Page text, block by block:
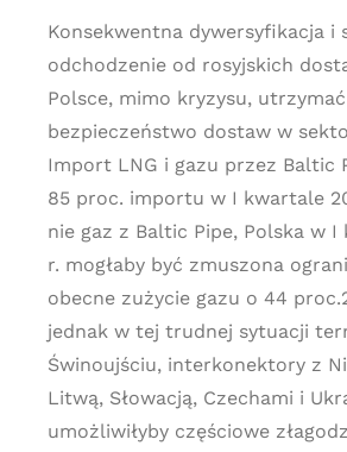
Konsekwentna dywersyfikacja i
odchodzenie od rosyjskich
Polsce, mimo kryzysu, utrzymać
bezpieczeństwo dostaw w
Import LNG i gazu przez Baltic
85 proc. importu w I kwartale
nie gaz z Baltic Pipe, Polska w I
r. mogłaby być zmuszona
obecne zużycie gazu o 44
jednak w tej trudnej sytuacji
Świnoujściu, interkonektory z
Litwą, Słowacją, Czechami i
umożliwiłyby częściowe